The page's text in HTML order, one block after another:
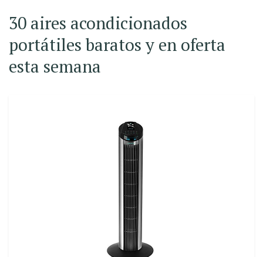
30 aires acondicionados
portátiles baratos y en oferta
esta semana